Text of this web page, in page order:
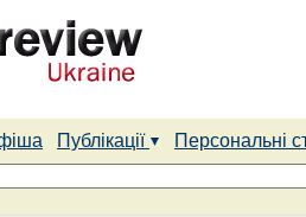
Публікації
Персональні